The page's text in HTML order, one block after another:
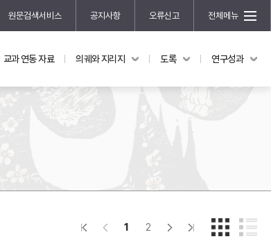
원문검색서비스 공지사항 오류신고 전체메뉴
연구성과
신진학자 초청 연구교류 사업
규장각-산기 연구비 지원 사업
교과 연동 자료 의궤와 지리지 도록 연구성과
1 2